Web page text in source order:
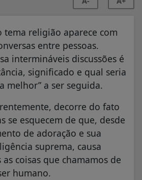
tema religião aparece com
entre pessoas.
intermináveis discussões é
significado e qual seria
melhor” a ser seguida.
decorre do fato
se esquecem de que, desde
de adoração e sua
suprema, causa
coisas que chamamos de
humano.